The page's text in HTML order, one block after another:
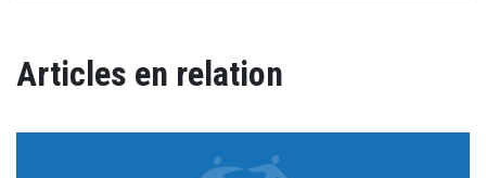
Articles en relation